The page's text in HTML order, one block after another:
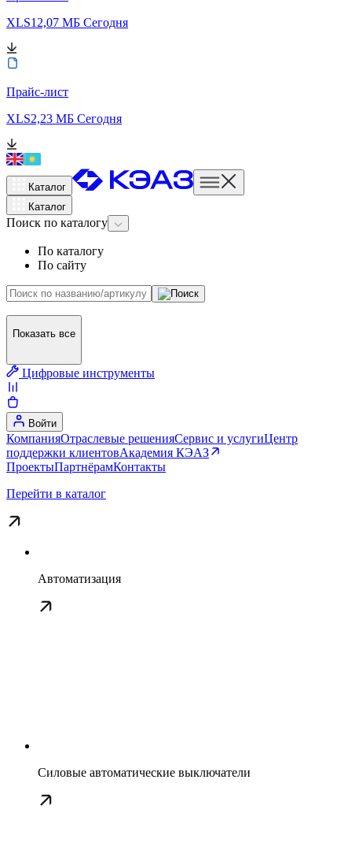
XLS12,07 МБ Сегодня
Прайс-лист
XLS2,23 МБ Сегодня
Каталог
Каталог
Поиск по каталогу
По каталогу
По сайту
Показать все
Цифровые инструменты
Войти
КомпанияОтраслевые решенияСервис и услугиЦентр
поддержки клиентовАкадемия КЭАЗ
ПроектыПартнёрамКонтакты
Перейти в каталог
Автоматизация
Силовые автоматические выключатели